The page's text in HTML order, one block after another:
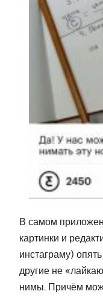
В самом
картинки и
инстаграму)
другие не
нимы. Причём